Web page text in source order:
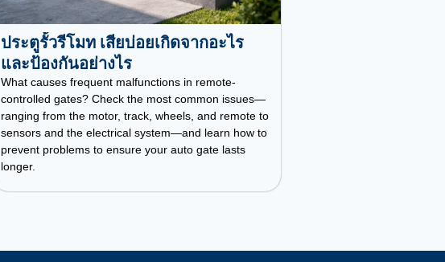
ประตูรั้วรีโมท เสียบ่อยเกิดจากอะไร
และป้องกันอย่างไร
What causes frequent malfunctions in remote-
controlled gates? Check the most common issues—
ranging from the motor, track, wheels, and remote to
sensors and the electrical system—and learn how to
prevent problems to ensure your auto gate lasts
longer.